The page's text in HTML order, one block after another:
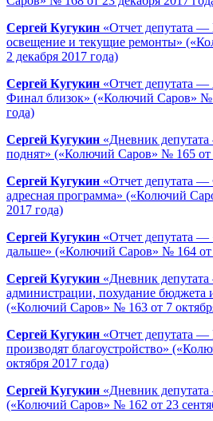
Сергей Кугукин «Отчет депутата —
освещение и текущие ремонты»
2 декабря 2017 года)
Сергей Кугукин «Отчет депутата —
Финал близок» («Колючий Саров» №
года)
Сергей Кугукин «Дневник
поднят» («Колючий Саров» № 165 от
Сергей Кугукин «Отчет депутата
адресная программа» («Колючий
2017 года)
Сергей Кугукин «Отчет депутата —
дальше» («Колючий Саров» № 164 от
Сергей Кугукин «Дневник
администрации, похудание бюджета
(«Колючий Саров» № 163 от 7
Сергей Кугукин «Отчет депутата —
производят благоустройство»
октября 2017 года)
Сергей Кугукин «Дневник
(«Колючий Саров» № 162 от 23